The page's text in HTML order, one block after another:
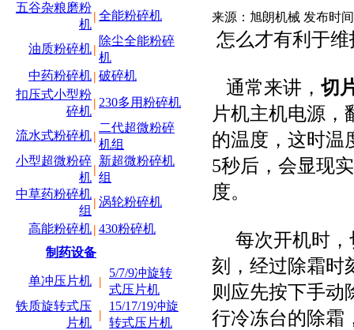
五谷杂粮磨粉
机
| 全能粉碎机
油质粉碎机|
除尘全能粉碎
机
中药粉碎机| 破碎机
扣压式小型粉
碎机
| 230多用粉碎机
流水式粉碎机|
二代超微粉碎
机组
小型超微粉碎
机
|
新超微粉碎机
组
中草药粉碎机
组
| 涡轮粉碎机
高能粉碎机| 430粉碎机
制药设备
单冲压片机 |
5/7/9冲旋转
式压片机
铁质旋转式压
片机
|
15/17/19冲旋
转式压片机
来源：旭朗机械 发布时间
怎么才有利于
通常来讲， 切
片机主机电源，
的温度，这时温
5秒后，会显现
度。
每次开机时，
刻，经过除霜时
则应先按下手动
行冷冻台的除霜